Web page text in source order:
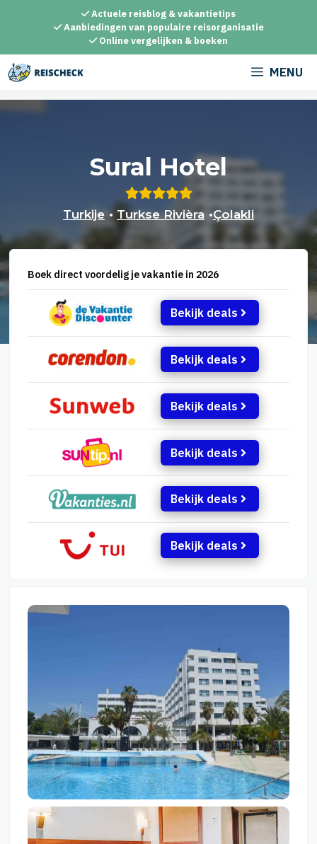
inhoud
Actuele reisblog & vakantietips
Aanbiedingen van populaire reisorganisatie
Online vergelijken & boeken
MENU
Sural Hotel
Turkije • Turkse Rivièra •Çolakli
Boek direct voordelig je vakantie in 2026
Bekijk deals
Bekijk deals
Bekijk deals
Bekijk deals
Bekijk deals
Bekijk deals